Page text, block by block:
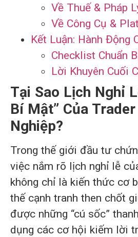
Về Thuế & Pháp
Về Công Cụ &
Kết Luận: Hành Động
Checklist Chuẩn
Lời Khuyên Cuối
Tại Sao Lịch Nghỉ
Bí Mật” Của
Nghiệp?
Trong thế giới đầu tư
việc nắm rõ lịch nghỉ lễ
không chỉ là kiến thức cơ
thế cạnh tranh then chốt
được những “cú sốc”
dụng các cơ hội kiếm lời